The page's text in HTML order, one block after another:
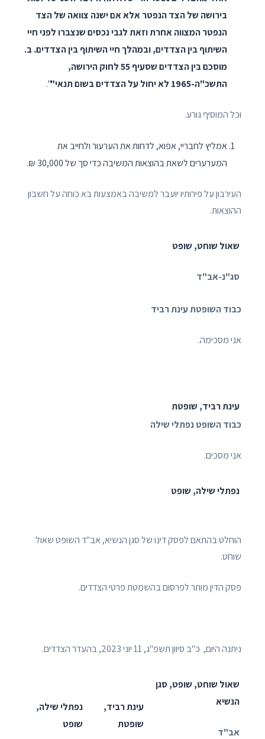
בירושה של הצד הנפטר אלא אם ישנה צוואה של הצד
הנפטר המצווה אחרת וזאת לגבי נכסים שנצברו לפני חיי
השיתוף בין הצדדים, ובמהלך חיי השיתוף בין הצדדים. ב.
מוסכם בין הצדדים שסעיף 55 לחוק הירושה,
התשכ"ה-1965 לא יחול על הצדדים בשום תנאי"
".
וכל המוסיף גורע.
אמליץ לחבריי, אפוא, לדחות את הערעור ולחייב את
המערערים לשאת בהוצאות המשיבה כדי סך של 30,000 ₪.
העירבון על פירותיו יועבר למשיבה באמצעות בא כוחה על חשבון
ההוצאות.
שאול שוחט, שופט
סג"נ-אב"ד
כבוד השופטת עינת רביד
אני מסכימה.
עינת רביד, שופטת
כבוד השופט נפתלי שילה
אני מסכים.
נפתלי שילה, שופט
הוחלט בהתאם לפסק דינו של סגן הנשיא, אב"ד השופט שאול
שוחט.
פסק הדין מותר לפרסום בהשמטת פרטי הצדדים.
ניתנה היום, כ"ב סיוון תשפ"ג, 11 יוני 2023, בהעדר הצדדים.
שאול שוחט, שופט, סגן
הנשיא
אב"ד
עינת רביד,
שופטת
נפתלי שילה,
שופט